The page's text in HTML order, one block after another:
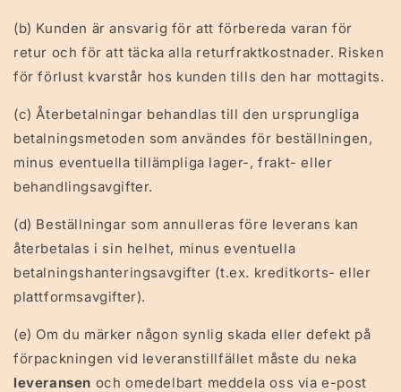
(b) Kunden är ansvarig för att förbereda varan för
retur och för att täcka alla returfraktkostnader. Risken
för förlust kvarstår hos kunden tills den har mottagits.
(c) Återbetalningar behandlas till den ursprungliga
betalningsmetoden som användes för beställningen,
minus eventuella tillämpliga lager-, frakt- eller
behandlingsavgifter.
(d) Beställningar som annulleras före leverans kan
återbetalas i sin helhet, minus eventuella
betalningshanteringsavgifter (t.ex. kreditkorts- eller
plattformsavgifter).
(e) Om du märker någon synlig skada eller defekt på
förpackningen vid leveranstillfället måste du neka
leveransen och omedelbart meddela oss via e-post